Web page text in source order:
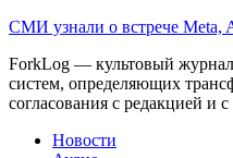
СМИ узнали о встрече Meta,
ForkLog — культовый журнал
систем, определяющих
согласования с редакцией и
Новости